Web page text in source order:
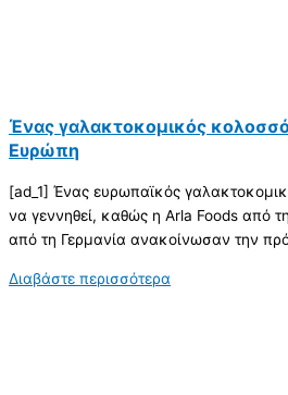
Ένας γαλακτοκομικός
Ευρώπη
[ad_1] Ένας ευρωπαϊκός
να γεννηθεί, καθώς η Arla Foods από
από τη Γερμανία ανακοίνωσαν την
Διαβάστε περισσότερα